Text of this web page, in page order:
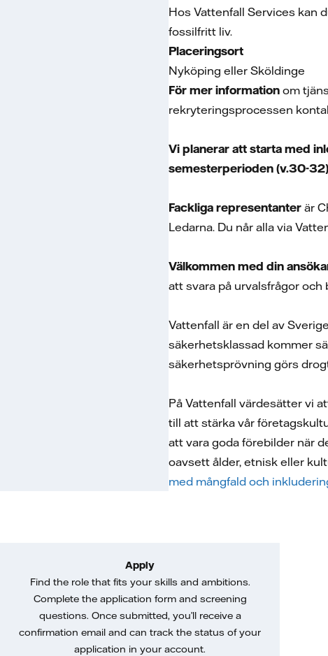
Hos Vattenfall Services kan
fossilfritt liv.
Placeringsort
Nyköping eller Sköldinge
För mer information om
rekryteringsprocessen
Vi planerar att starta med
semesterperioden (v.30-
Fackliga representanter är
Ledarna. Du når alla via
Välkommen med din
att svara på urvalsfrågor och
Vattenfall är en del av
säkerhetsklassad kommer
säkerhetsprövning görs
På Vattenfall värdesätter vi
till att stärka vår
att vara goda förebilder när
oavsett ålder, etnisk eller
med mångfald och
Apply
Find the role that fits your skills and ambitions.
Complete the application form and screening
questions. Once submitted, you’ll receive a
confirmation email and can track the status of your
application in your account.